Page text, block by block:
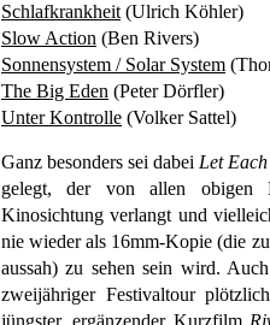
Schlafkrankheit (Ulrich Köhler)
Slow Action (Ben Rivers)
Sonnensystem / Solar System
The Big Eden (Peter Dörfler)
Unter Kontrolle (Volker Sattel)
Ganz besonders sei dabei Let
gelegt, der von allen obigen
Kinosichtung verlangt und
nie wieder als 16mm-Kopie (die
aussah) zu sehen sein wird.
zweijähriger Festivaltour
jüngster, ergänzender Kurzfilm